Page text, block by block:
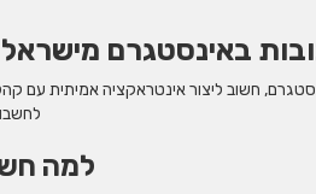
באינסטגרם
חשוב ליצור אינטראקציה אמיתית עם
למה